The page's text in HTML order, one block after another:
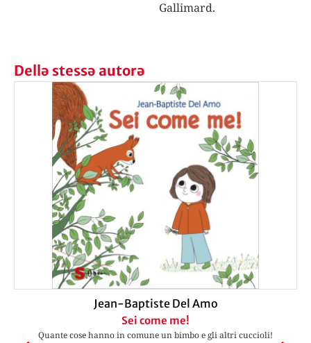
Gallimard.
Dellə stessə autorə
Jean-Baptiste Del Amo
Sei come me!
Quante cose hanno in comune un bimbo e gli altri cuccioli!